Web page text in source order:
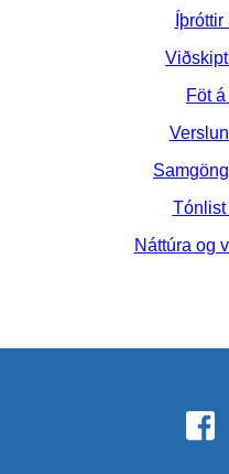
Föt
Tónlist
Náttúra og